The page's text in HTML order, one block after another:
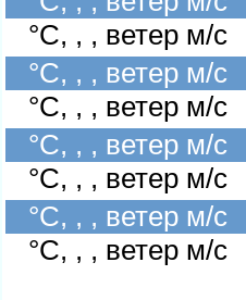
°C, , , ветер м/с
°C, , , ветер м/с
°C, , , ветер м/с
°C, , , ветер м/с
°C, , , ветер м/с
°C, , , ветер м/с
°C, , , ветер м/с